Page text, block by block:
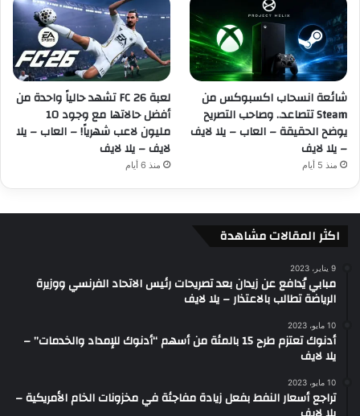
شائعة انسحاب اكسبوكس من
Steam تتصاعد.. وصاحب التصريح
يوضح الحقيقة – العاب – يلا لايف
– يلا لايف
منذ 5 أيام
لعبة FC 26 تشهد حالياً واحدة من
أفضل حالاتها مع وجود 10
مليون لاعب شهرياً! – العاب – يلا
لايف – يلا لايف
منذ 6 أيام
اكثر المقالات مشاهدة
9 يناير، 2023
مبابي يُدافع عن زيدان بعد تصريحات رئيس الاتحاد الفرنسي ووزيرة
الرياضة تطالب بالاعتذار – يلا لايف
10 مايو، 2023
أدنوك تعتزم طرح 15 بالمئة من أسهم “أدنوك للإمداد والخدمات” –
يلا لايف
10 مايو، 2023
تراجع أسعار النفط بفعل زيادة مفاجئة في مخزونات الخام الأمريكية –